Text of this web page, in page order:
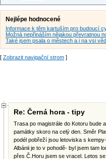
Nejlépe hodnocené
Informace k těm kartuším pro budoucí
Možná nepřináším nějakou převratnou
Také jsem psala o městech a i na vsi
[ Zobrazit navigační strom ]
Re: Černá hora - tipy
Trasa po magistrále do Kotoru bude
památky skoro na celý den. Směr
podél pobřeží jsou letoviska s
Albánii je to v pohodě- byl jsem tam
přes Č.Horu jsem se vracel. Letos